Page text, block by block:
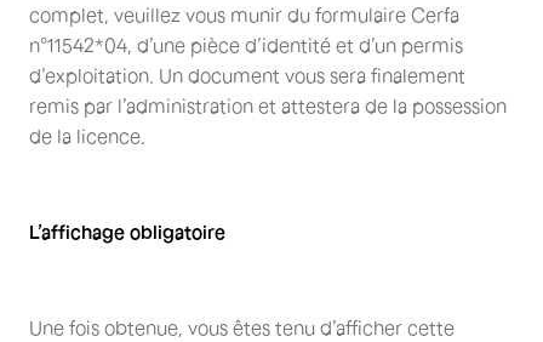
complet, veuillez vous munir du formulaire Cerfa
n°11542*04, d’une pièce d’identité et d’un permis
d’exploitation. Un document vous sera finalement
remis par l’administration et attestera de la possession
de la licence.
L’affichage obligatoire
Une fois obtenue, vous êtes tenu d’afficher cette